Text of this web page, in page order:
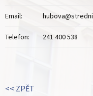
Email:
Telefon: 241 400 538
<< ZPĚT